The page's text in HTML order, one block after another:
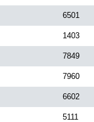
6501
1403
7849
7960
6602
5111